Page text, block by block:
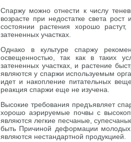
Спаржу можно отнести к числу
возрасте при недостатке света
состоянии растения хорошо
затененных участках.
Однако в культуре спаржу
освещенностью, так как в таких
затененных участках, и растение
являются у спаржи используемым
идет и накопление питательных
реакция спаржи еще не изучена.
Высокие требования предъявляет
хорошо аэрируемые почвы с
являются легкие песчаные,
быть Причиной деформации молодых
являются нестандартной продукцией.